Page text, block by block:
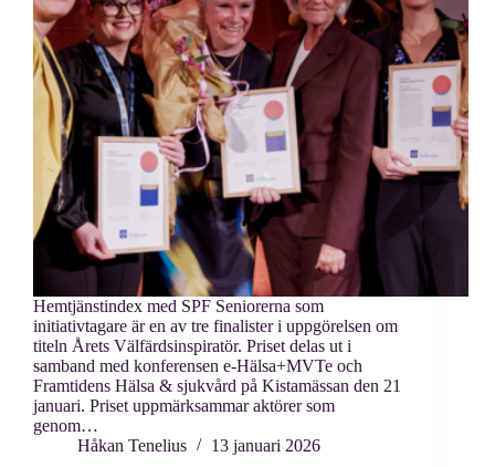
Hemtjänstindex med SPF Seniorerna som
initiativtagare är en av tre finalister i uppgörelsen om
titeln Årets Välfärdsinspiratör. Priset delas ut i
samband med konferensen e-Hälsa+MVTe och
Framtidens Hälsa & sjukvård på Kistamässan den 21
januari. Priset uppmärksammar aktörer som
genom…
Håkan Tenelius
13 januari 2026